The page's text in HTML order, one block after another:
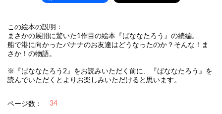
この絵本の説明：
まさかの展開に驚いた1作目の絵本『ばななたろう』の続編。
船で港に向かったバナナのお友達はどうなったのか？そんな！ま
さか！の物語。
※『ばななたろう2』をお読みいただく前に、『ばななたろう』を
読んでいただくとよりお楽しみいただけると思います。
ページ数： 34